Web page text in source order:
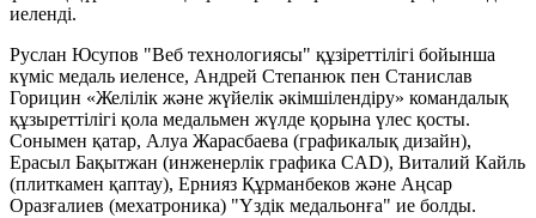
иеленді.
Руслан Юсупов "Веб технологиясы" құзіреттілігі бойынша
күміс медаль иеленсе, Андрей Степанюк пен Станислав
Горицин «Желілік және жүйелік әкімшілендіру» командалық
құзыреттілігі қола медальмен жүлде қорына үлес қосты.
Сонымен қатар, Алуа Жарасбаева (графикалық дизайн),
Ерасыл Бақытжан (инженерлік графика CAD), Виталий Кайль
(плиткамен қаптау), Ернияз Құрманбеков және Аңсар
Оразғалиев (мехатроника) "Үздік медальонға" ие болды.